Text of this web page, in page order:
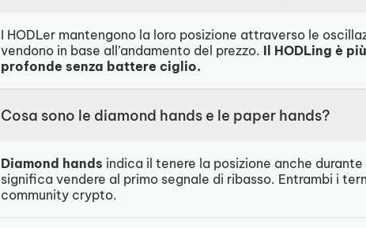
I HODLer mantengono la loro posizione attraverso le
vendono in base all’andamento del prezzo. Il HODLing è
profonde senza battere ciglio.
Cosa sono le diamond hands e le paper hands?
Diamond hands indica il tenere la posizione anche
significa vendere al primo segnale di ribasso. Entrambi i
community crypto.